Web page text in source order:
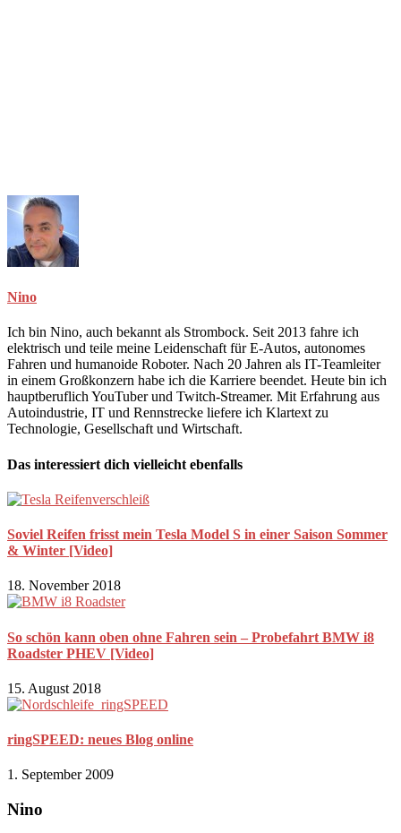
Nino
Ich bin Nino, auch bekannt als Strombock. Seit 2013 fahre ich
elektrisch und teile meine Leidenschaft für E-Autos, autonomes
Fahren und humanoide Roboter. Nach 20 Jahren als IT-Teamleiter
in einem Großkonzern habe ich die Karriere beendet. Heute bin ich
hauptberuflich YouTuber und Twitch-Streamer. Mit Erfahrung aus
Autoindustrie, IT und Rennstrecke liefere ich Klartext zu
Technologie, Gesellschaft und Wirtschaft.
Das interessiert dich vielleicht ebenfalls
Soviel Reifen frisst mein Tesla Model S in einer Saison Sommer
& Winter [Video]
18. November 2018
So schön kann oben ohne Fahren sein – Probefahrt BMW i8
Roadster PHEV [Video]
15. August 2018
ringSPEED: neues Blog online
1. September 2009
Nino